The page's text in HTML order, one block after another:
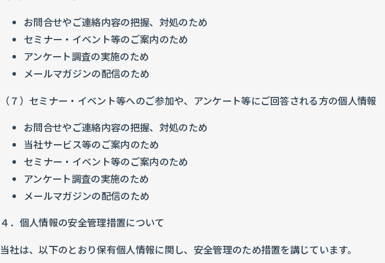
お問合せやご連絡内容の把握、対処のため
セミナー・イベント等のご案内のため
アンケート調査の実施のため
メールマガジンの配信のため
（７）セミナー・イベント等へのご参加や、アンケート等にご回答される方の個人情報
お問合せやご連絡内容の把握、対処のため
当社サービス等のご案内のため
セミナー・イベント等のご案内のため
アンケート調査の実施のため
メールマガジンの配信のため
４．個人情報の安全管理措置について
当社は、以下のとおり保有個人情報に関し、安全管理のため措置を講じています。